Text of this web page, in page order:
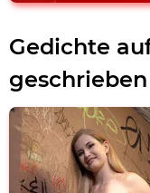
Gedichte
geschrieben